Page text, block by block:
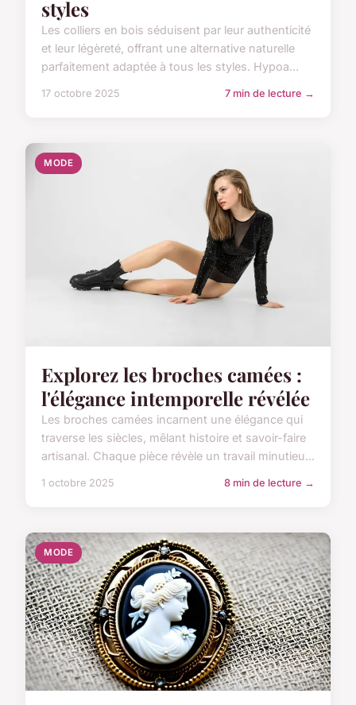
styles
Les colliers en bois séduisent par leur authenticité
et leur légèreté, offrant une alternative naturelle
parfaitement adaptée à tous les styles. Hypoa...
17 octobre 2025 7 min de lecture →
MODE
Explorez les broches camées :
l'élégance intemporelle révélée
Les broches camées incarnent une élégance qui
traverse les siècles, mêlant histoire et savoir-faire
artisanal. Chaque pièce révèle un travail minutieu...
1 octobre 2025 8 min de lecture →
MODE